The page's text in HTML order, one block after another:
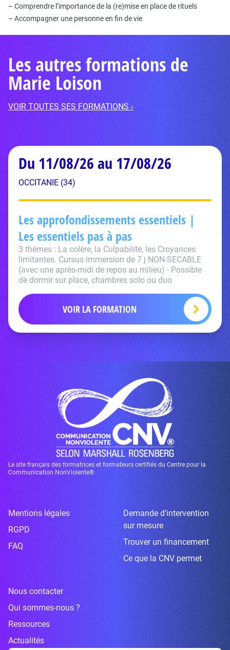
– Comprendre l’importance de la (re)mise en place de rituels
– Accompagner une personne en fin de vie
Les autres formations de
Marie Loison
VOIR TOUTES SES FORMATIONS ›
Du 11/08/26 au 17/08/26
OCCITANIE (34)
Les approfondissements essentiels |
Les essentiels pas à pas
3 thèmes : La colère, la Culpabilité, les Croyances
limitantes. Cursus immersion de 7 j NON-SECABLE
(avec une après-midi de repos au milieu) - Possible
de dormir sur place, chambres solo ou duo
VOIR LA FORMATION
Le site français des formatrices et formateurs certifiés du Centre pour la
Communication NonViolente®
Mentions légales
RGPD
FAQ
Demande d’intervention
sur mesure
Trouver un financement
Ce que la CNV permet
Nous contacter
Qui sommes-nous ?
Ressources
Actualités